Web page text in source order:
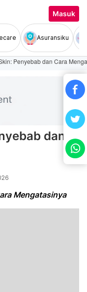
Masuk
Asuransiku
Penyebab dan Cara
dan
Mengatasinya